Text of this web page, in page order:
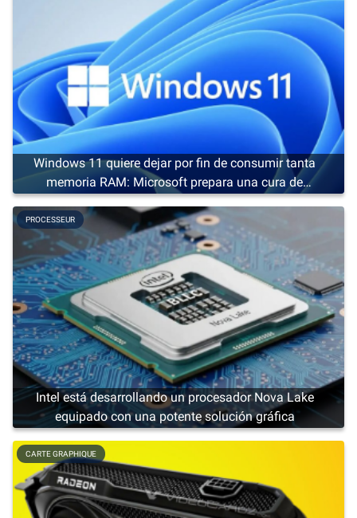
Windows 11 quiere dejar por fin de consumir tanta
memoria RAM: Microsoft prepara una cura de
adelgazamiento
Intel está desarrollando un procesador Nova Lake
equipado con una potente solución gráfica
PROCESSEUR
CARTE GRAPHIQUE